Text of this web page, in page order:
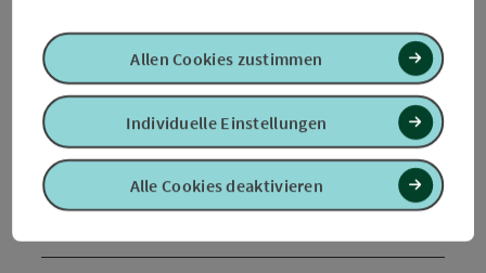
Kontakt
Alle Cookies deaktivieren
Individuelle Einstellungen
Allen Cookies zustimmen